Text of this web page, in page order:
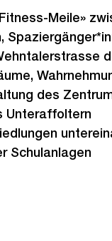
Meile»
des
Unteraffoltern
Schulanlagen